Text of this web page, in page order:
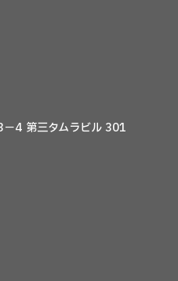
4 第三タムラビル 301